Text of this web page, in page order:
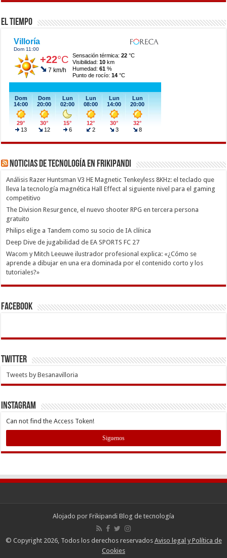
El Tiempo
Noticias de Tecnología en Frikipandi
Análisis Razer Huntsman V3 HE Magnetic Tenkeyless 8KHz: el teclado que
lleva la tecnología magnética Hall Effect al siguiente nivel para el gaming
competitivo
The Division Resurgence, el nuevo shooter RPG en tercera persona
gratuito
Philips elige a Tandem como su socio de IA clínica
Deep Dive de jugabilidad de EA SPORTS FC 27
Wacom y Mitch Leeuwe ilustrador profesional explica: «¿Cómo se
aprende a dibujar en una era dominada por el contenido corto y los
tutoriales?»
Facebook
Twitter
Tweets by Besanavilloria
INSTAGRAM
Can not find the Access Token!
Siguenos
Alojado por Frikipandi Blog de tecnología
© Copyright 2026, Todos los derechos reservados Aviso legal y Política de
Cookies